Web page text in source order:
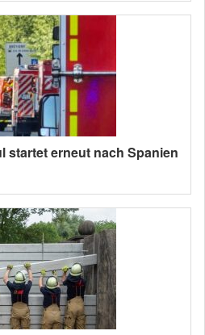
startet erneut nach Spanien